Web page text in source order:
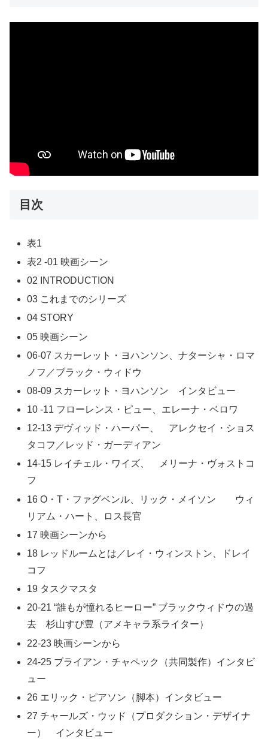
目次
表1
表2 -01 映画シーン
02 INTRODUCTION
03 これまでのシリーズ
04 STORY
05 映画シーン
06-07 スカーレット・ヨハンソン、ナターシャ・ロマ
ノフ／ブラック・ウィドウ
08-09 スカーレット・ヨハンソン インタビュー
10 -11 フローレンス・ピュー、エレーナ・ベロワ
12-13 デヴィッド・ハーパー、 アレクセイ・ショス
タコフ／レッド・ガーディアン
14-15 レイチェル・ワイズ、 メリーナ・ヴォストコ
フ
16 O・T・ファグベンル、リック・メイソン ウィ
リアム・ハート、ロス長官
17 映画シーンから
18 レッドルームとは／レイ・ウィンストン、ドレイ
コフ
19 タスクマスタ
20-21 “誰もが憧れるヒーロー” ブラックウィドウの過
去 杉山すぴ豊（アメキャラ系ライター）
22-23 映画シーンから
24-25 ブライアン・チャペック（共同製作）インタビ
ュー
26 エリック・ピアソン（脚本）インタビュー
27 チャールズ・ウッド（プロダクション・デザイナ
ー） インタビュー